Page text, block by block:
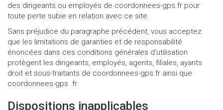
des dirigeants ou employés de coordonnees-gps.fr pour
toute perte subie en relation avec ce site.
Sans préjudice du paragraphe précédent, vous acceptez
que les limitations de garanties et de responsabilité
énoncées dans ces conditions générales d'utilisation
protègent les dirigeants, employés, agents, filiales, ayants
droit et sous-traitants de coordonnees-gps.fr ainsi que
coordonnees-gps .fr.
Dispositions inapplicables